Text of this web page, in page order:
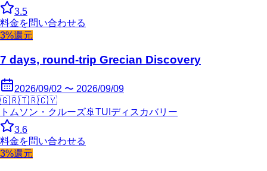
3.5
料金を問い合わせる
3%還元
7 days, round-trip Grecian Discovery
2026/09/02 〜 2026/09/09
🇬🇷🇹🇷🇨🇾
トムソン・クルーズ🚢 TUIディスカバリー
3.6
料金を問い合わせる
3%還元